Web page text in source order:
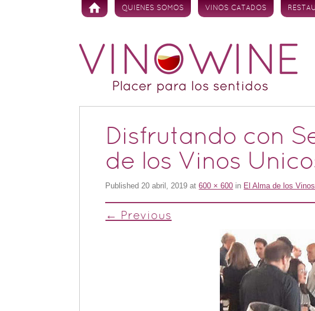
Skip to content
QUIENES SOMOS VINOS CATADOS
Disfrutando con
de los Vinos
Published20 abril, 2019 at600 × 600 in El Alma de los
← Previous